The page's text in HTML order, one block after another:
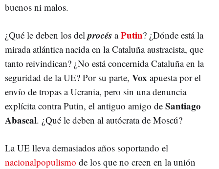
buenos ni malos.
¿Qué le deben los delprocés aPutin? ¿Dónde está la
mirada atlántica nacida en la Cataluña austracista, que
tanto reivindican? ¿No está concernida Cataluña en la
seguridad de la UE? Por su parte, Vox apuesta por el
envío de tropas a Ucrania, pero sin una denuncia
explícita contra Putin, el antiguo amigo de Santiago
Abascal. ¿Qué le deben al autócrata de Moscú?
La UE lleva demasiados años soportando el
nacionalpopulismo de los que no creen en la unión